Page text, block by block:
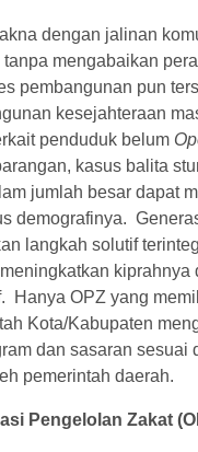
dengan jalinan
mengabaikan
pembangunan pun
kesejahteraan
penduduk belum
kasus balita
jumlah besar dapat
demografinya.
langkah solutif
kiprahnya
Hanya OPZ yang
Kota/Kabupaten
dan sasaran sesuai
pemerintah daerah.
Pengelolan Zakat